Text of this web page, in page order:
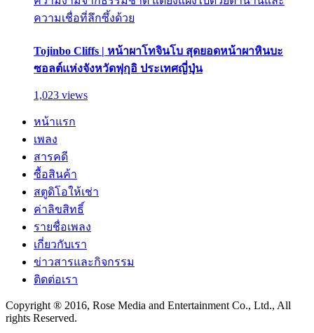
ความเชื่อที่ลึกซึ้งด้วย
Tojinbo Cliffs | หน้าผาโทจินโบ สุดยอดหน้าผาหินบะ
ซอลต์แห่งจังหวัดฟุกุอิ ประเทศญี่ปุ่น
1,023 views
หน้าแรก
เพลง
สารคดี
ซื้อสินค้า
สตูดิโอให้เช่า
ค่าลิขสิทธิ์
รายชื่อเพลง
เกี่ยวกับเรา
ข่าวสารและกิจกรรม
ติดต่อเรา
Copyright ® 2016, Rose Media and Entertainment Co., Ltd., All
rights Reserved.